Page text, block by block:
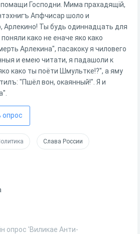
помащи Господни. Мима прахадящiй,
Апфчисар шоло и
Арлекино! Ты будь одиннадцать для
како не еначе яко како
Арлекина", пасакоку я чиловего
и емею читати, я падашоли к
како ты поёти Шмультке!?", а яму
"Пшёл вон, окаянный!". Я и
опрос
Слава России
опрос 'Виликае Анти-